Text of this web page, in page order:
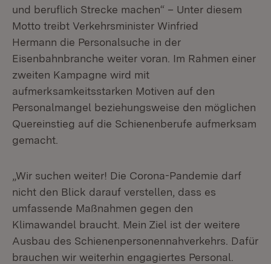
und beruflich Strecke machen“ – Unter diesem
Motto treibt Verkehrsminister Winfried
Hermann die Personalsuche in der
Eisenbahnbranche weiter voran. Im Rahmen einer
zweiten Kampagne wird mit
aufmerksamkeitsstarken Motiven auf den
Personalmangel beziehungsweise den möglichen
Quereinstieg auf die Schienenberufe aufmerksam
gemacht.
„Wir suchen weiter! Die Corona-Pandemie darf
nicht den Blick darauf verstellen, dass es
umfassende Maßnahmen gegen den
Klimawandel braucht. Mein Ziel ist der weitere
Ausbau des Schienenpersonennahverkehrs. Dafür
brauchen wir weiterhin engagiertes Personal.